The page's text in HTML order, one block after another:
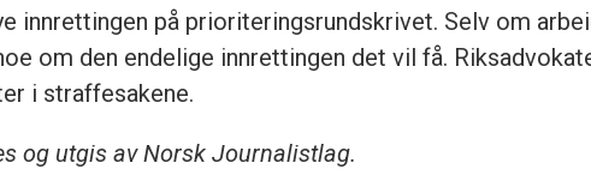
innrettingen på prioriteringsrundskrivet. Selv om
om den endelige innrettingen det vil få.
i straffesakene.
og utgis av Norsk Journalistlag.